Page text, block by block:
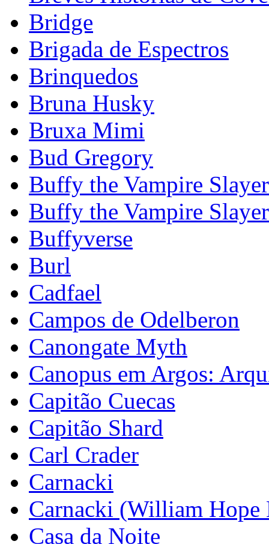
Bridge
Brigada de Espectros
Brinquedos
Bruna Husky
Bruxa Mimi
Bud Gregory
Buffy the Vampire Slayer
Buffy the Vampire
Buffyverse
Burl
Cadfael
Campos de Odelberon
Canongate Myth
Canopus em Argos:
Capitão Cuecas
Capitão Shard
Carl Crader
Carnacki
Carnacki (William Hope
Casa da Noite